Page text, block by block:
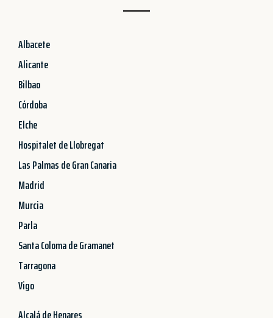
Albacete
Alicante
Bilbao
Córdoba
Elche
Hospitalet de Llobregat
Las Palmas de Gran Canaria
Madrid
Murcia
Parla
Santa Coloma de Gramanet
Tarragona
Vigo